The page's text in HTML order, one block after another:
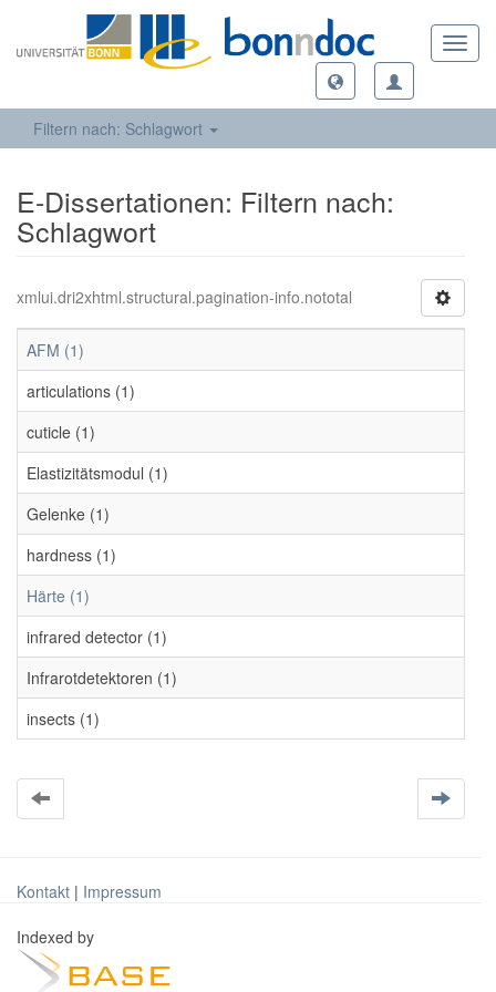
Filtern nach: Schlagwort
E-Dissertationen: Filtern nach:
Schlagwort
xmlui.dri2xhtml.structural.pagination-info.nototal
AFM (1)
articulations (1)
cuticle (1)
Elastizitätsmodul (1)
Gelenke (1)
hardness (1)
Härte (1)
infrared detector (1)
Infrarotdetektoren (1)
insects (1)
Kontakt | Impressum
Indexed by